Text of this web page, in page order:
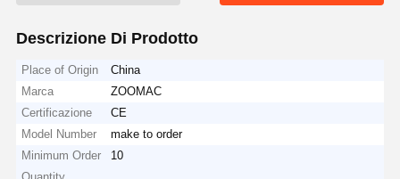
Descrizione Di Prodotto
Place of Origin
China
Marca
ZOOMAC
Certificazione
CE
Model Number
make to order
Minimum Order
10